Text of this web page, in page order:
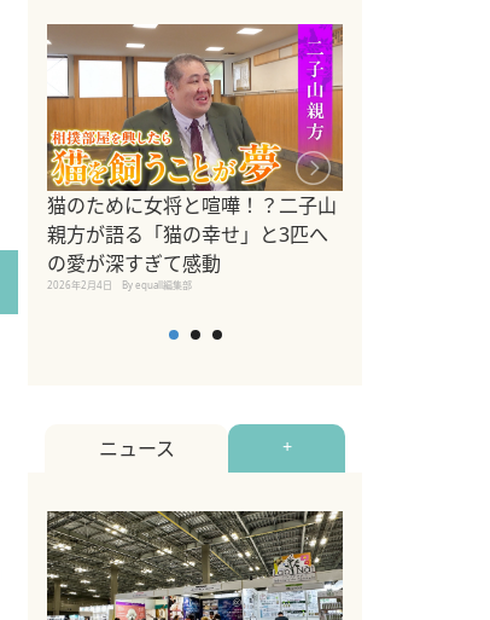
猫のために女将と喧嘩！？二子山
親方が語る「猫の幸せ」と3匹へ
の愛が深すぎて感動
2026年2月4日 By equall編集部
ニュース +